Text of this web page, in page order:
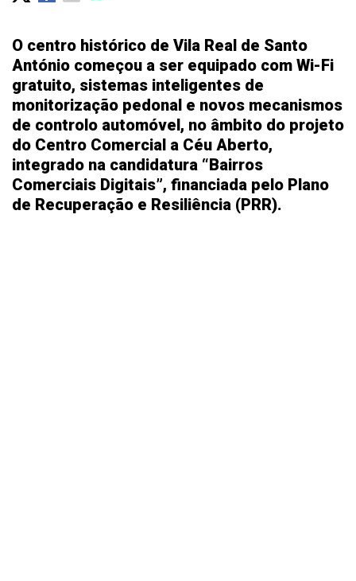
O centro histórico de Vila Real de Santo
António começou a ser equipado com Wi-Fi
gratuito, sistemas inteligentes de
monitorização pedonal e novos mecanismos
de controlo automóvel, no âmbito do projeto
do Centro Comercial a Céu Aberto,
integrado na candidatura “Bairros
Comerciais Digitais”, financiada pelo Plano
de Recuperação e Resiliência (PRR).